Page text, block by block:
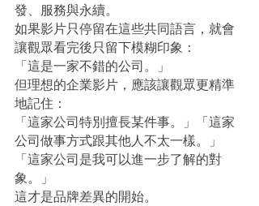
發、服務與永續。
如果影片只停留在這些共同語言，就會
讓觀眾看完後只留下模糊印象：
「這是一家不錯的公司。」
但理想的企業影片，應該讓觀眾更精準
地記住：
「這家公司特別擅長某件事。」「這家
公司做事方式跟其他人不太一樣。」
「這家公司是我可以進一步了解的對
象。」
這才是品牌差異的開始。